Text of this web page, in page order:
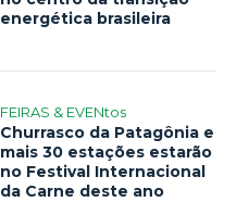
energética brasileira
FEIRAS & EVENtos
Churrasco da Patagônia e
mais 30 estações estarão
no Festival Internacional
da Carne deste ano